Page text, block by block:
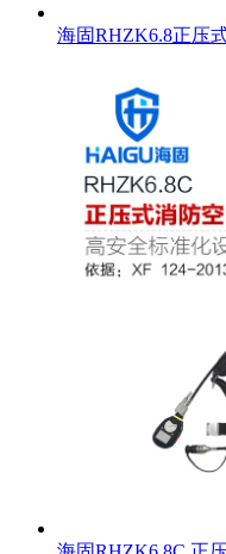
海固RHZK6.8正压